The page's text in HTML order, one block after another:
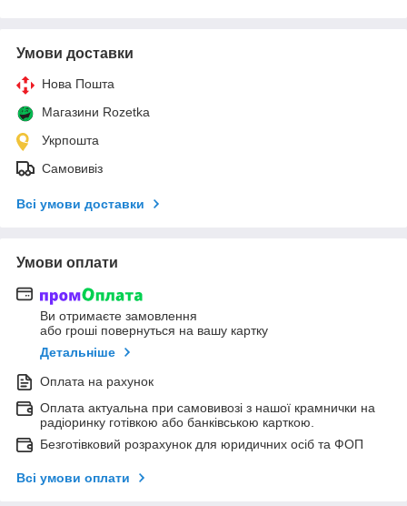
Умови доставки
Нова Пошта
Магазини Rozetka
Укрпошта
Самовивіз
Всі умови доставки
Умови оплати
Ви отримаєте замовлення
або гроші повернуться на вашу картку
Детальніше
Оплата на рахунок
Оплата актуальна при самовивозі з нашої крамнички на
радіоринку готівкою або банківською карткою.
Безготівковий розрахунок для юридичних осіб та ФОП
Всі умови оплати